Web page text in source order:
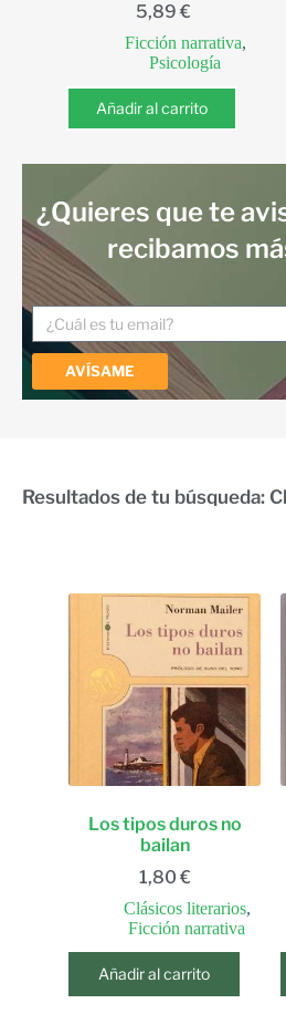
5,89 €
Ficción narrativa,
Psicología
Añadir al carrito
¿Quieres que te
recibamos
AVÍSAME
Resultados de tu búsqueda:
Los tipos duros no
bailan
1,80 €
Clásicos literarios,
Ficción narrativa
Añadir al carrito